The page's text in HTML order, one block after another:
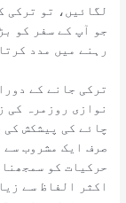
لگائیں، تو ترکی
جو آپ کے سفر کو
رہنے میں مدد
ترکی جانے کے
نوازی روزمرہ کی
چائے کی پیشکش کی
صرف ایک مشروب
حرکیات کو
اکثر الفاظ سے